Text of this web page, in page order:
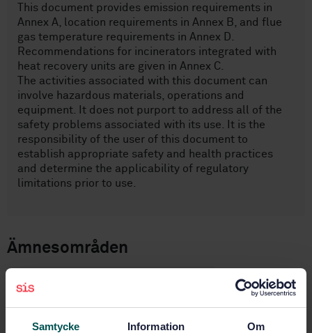
Samtycke Information Om
This document provides emission requirements in
Annex A, location requirements in Annex B, and flue
gas temperature requirements in Annex D.
Recommendations for incinerators integrated with
heat recovery units are given in Annex C.
The activities associated with this document can
involve hazardous materials, operations and
equipment. It does not purport to address all of the
safety problems associated with its use. It is the
responsibility of the user of this document to
establish appropriate safety and health practices
and determine the applicability of regulatory
limitations prior to use.
Ämnesområden
Installationer och utrustning
(13.030.40)